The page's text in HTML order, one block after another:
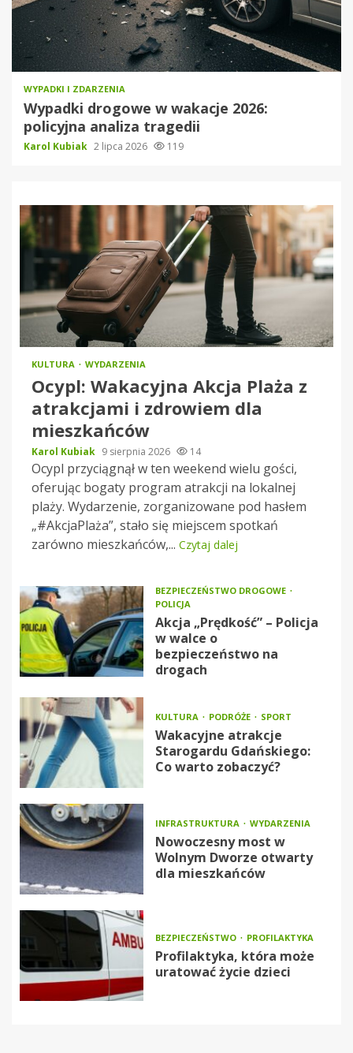
WYPADKI I ZDARZENIA
Wypadki drogowe w wakacje 2026:
policyjna analiza tragedii
Karol Kubiak 2 lipca 2026 119
KULTURA WYDARZENIA
Ocypl: Wakacyjna Akcja Plaża z
atrakcjami i zdrowiem dla
mieszkańców
Karol Kubiak 9 sierpnia 2026 14
Ocypl przyciągnął w ten weekend wielu gości,
oferując bogaty program atrakcji na lokalnej
plaży. Wydarzenie, zorganizowane pod hasłem
„#AkcjaPlaża”, stało się miejscem spotkań
zarówno mieszkańców,... Czytaj dalej
BEZPIECZEŃSTWO DROGOWE
POLICJA
Akcja „Prędkość” – Policja
w walce o
bezpieczeństwo na
drogach
KULTURA PODRÓŻE SPORT
Wakacyjne atrakcje
Starogardu Gdańskiego:
Co warto zobaczyć?
INFRASTRUKTURA WYDARZENIA
Nowoczesny most w
Wolnym Dworze otwarty
dla mieszkańców
BEZPIECZEŃSTWO PROFILAKTYKA
Profilaktyka, która może
uratować życie dzieci